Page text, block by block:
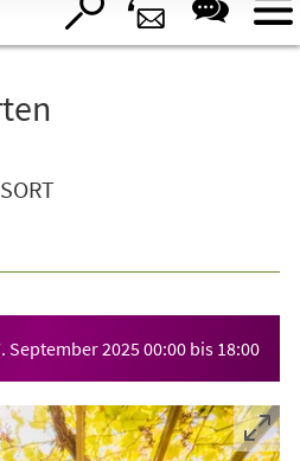
September 202500:00 bis 18:00